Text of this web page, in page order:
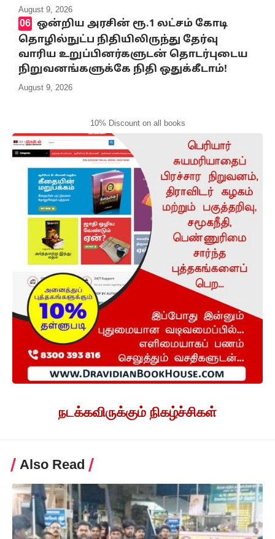
August 9, 2026
ஒன்றிய அரசின் ரூ.1 லட்சம் கோடி
தொழில்நுட்ப நிதியிலிருந்து தேர்வு
வாரிய உறுப்பினர்களுடன் தொடர்புடைய
நிறுவனங்களுக்கே நிதி ஒதுக்கீடாம்!
August 9, 2026
10% Discount on all books
நடக்கவிருக்கும் நிகழ்ச்சிகள்
Also Read